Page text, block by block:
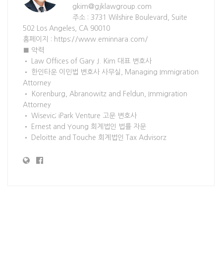
gkim@gjklawgroup.com
주소 : 3731 Wilshire Boulevard, Suite
502 Los Angeles, CA 90010
홈페이지 : https://www.eminnara.com/
■ 약력
• Law Offices of Gary J. Kim 대표 변호사
• 한인타운 이민법 변호사 사무실, Managing Immigration
Attorney
• Korenburg, Abranowitz and Feldun, Immigration
Attorney
• Wisevic; iPark Venture 고문 변호사
• Ernest and Young 회계법인 법률 자문
• Deloitte and Touche 회계법인 Tax Advisorz